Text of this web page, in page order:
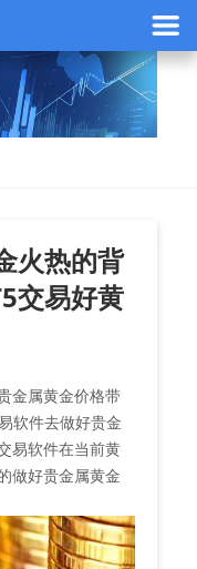
火热的背
交易好黄
属黄金价格带
软件去做好贵金
易软件在当前黄
做好贵金属黄金